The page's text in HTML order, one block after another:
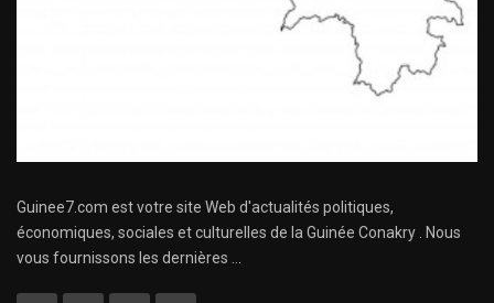
Guinee7.com est votre site Web d'actualités politiques,
économiques, sociales et culturelles de la Guinée Conakry . Nous
vous fournissons les dernières ...